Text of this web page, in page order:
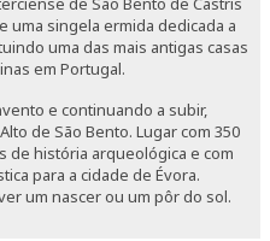
uma singela ermida dedicada a
uma das mais antigas casas
em Portugal.
e continuando a subir,
de São Bento. Lugar com 350
de história arqueológica e com
para a cidade de Évora.
um nascer ou um pôr do sol.